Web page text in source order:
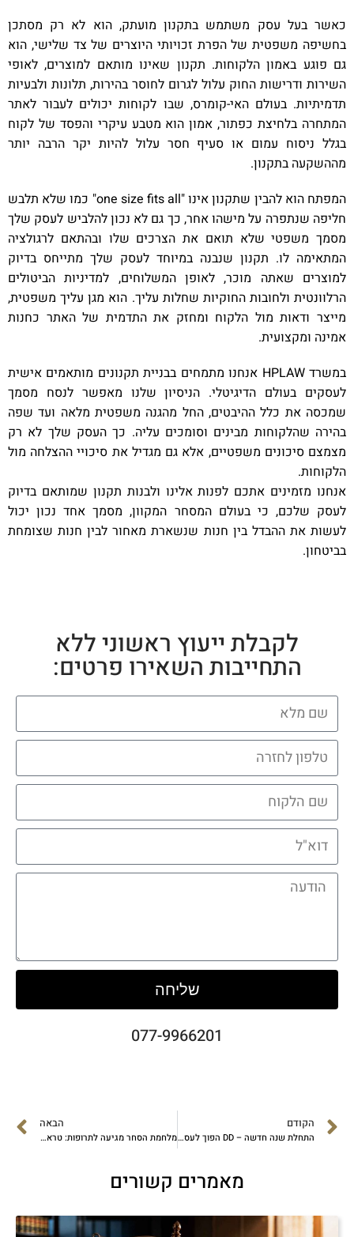
כאשר בעל עסק משתמש בתקנון מועתק, הוא לא רק מסתכן
בחשיפה משפטית של הפרת זכויותי היוצרים של צד שלישי, הוא
גם פוגע באמון הלקוחות. תקנון שאינו מותאם למוצרים, לאופי
השירות ודרישות החוק עלול לגרום לחוסר בהירות, תלונות ולבעיות
תדמיתיות. בעולם האי-קומרס, שבו לקוחות יכולים לעבור לאתר
המתחרה בלחיצת כפתור, אמון הוא מטבע עיקרי והפסד של לקוח
בגלל ניסוח עמום או סעיף חסר עלול להיות יקר הרבה יותר
מההשקעה בתקנון.
המפתח הוא להבין שתקנון אינו "one size fits all" כמו שלא תלבש
חליפה שנתפרה על מישהו אחר, כך גם לא נכון להלביש לעסק שלך
מסמך משפטי שלא תואם את הצרכים שלו ובהתאם לרגולציה
המתאימה לו. תקנון שנבנה במיוחד לעסק שלך מתייחס בדיוק
למוצרים שאתה מוכר, לאופן המשלוחים, למדיניות הביטולים
הרלוונטית ולחובות החוקיות שחלות עליך. הוא מגן עליך משפטית,
מייצר ודאות מול הלקוח ומחזק את התדמית של האתר כחנות
אמינה ומקצועית.
במשרד HPLAW אנחנו מתמחים בבניית תקנונים מותאמים אישית
לעסקים בעולם הדיגיטלי. הניסיון שלנו מאפשר לנסח מסמך
שמכסה את כלל ההיבטים, החל מהגנה משפטית מלאה ועד שפה
בהירה שהלקוחות מבינים וסומכים עליה. כך העסק שלך לא רק
מצמצם סיכונים משפטיים, אלא גם מגדיל את סיכויי ההצלחה מול
הלקוחות.
אנחנו מזמינים אתכם לפנות אלינו ולבנות תקנון שמותאם בדיוק
לעסק שלכם, כי בעולם המסחר המקוון, מסמך אחד נכון יכול
לעשות את ההבדל בין חנות שנשארת מאחור לבין חנות שצומחת
בביטחון.
לקבלת ייעוץ ראשוני ללא
התחייבות השאירו פרטים:
שליחה
077-9966201
הקודם
התחלת שנה חדשה – DD הפוך לעסק שלך
הבאה
מלחמת הסחר מגיעה לתרופות: טראמפ מעניק יתרון ליצרנים בארה״ב
מאמרים קשורים